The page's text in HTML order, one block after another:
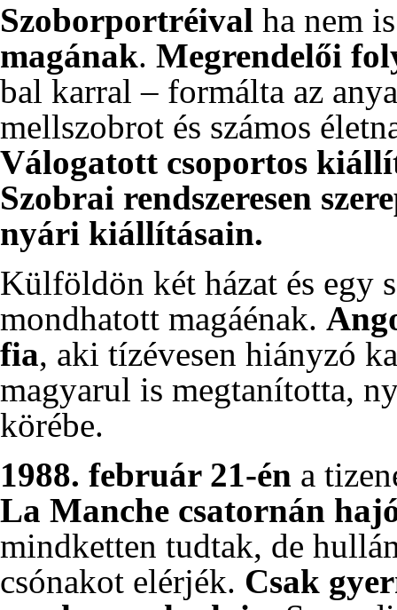
Szoborportréival ha nem
magának. Megrendelői
bal karral – formálta az
mellszobrot és számos
Válogatott csoportos
Szobrai rendszeresen
nyári kiállításain.
Külföldön két házat és egy
mondhatott magáénak.
fia, aki tízévesen hiányzó
magyarul is megtanította,
körébe.
1988. február 21-én a
La Manche csatornán
mindketten tudtak, de
csónakot elérjék. Csak